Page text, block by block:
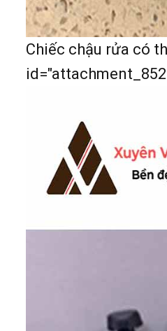
Chiếc chậu rửa có